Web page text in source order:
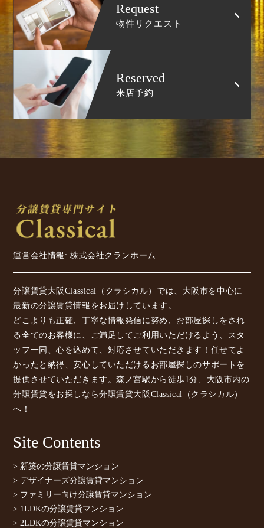
Request
物件リクエスト
Reserved
来店予約
運営会社情報: 株式会社クランホーム
分譲賃貸大阪Classical（クラシカル）では、大阪市を中心に
最新の分譲賃貸情報をお届けしています。
どこよりも正確、丁寧な情報発信に努め、お部屋探しをされ
る全てのお客様に、ご満足してご利用いただけるよう、スタ
ッフ一同、心を込めて、対応させていただきます！任せてよ
かったと納得、安心していただけるお部屋探しのサポートを
提供させていただきます。森ノ宮駅から徒歩1分、大阪市内の
分譲賃貸をお探しなら分譲賃貸大阪Classical（クラシカル）
へ！
Site Contents
> 新築の分譲賃貸マンション
> デザイナーズ分譲賃貸マンション
> ファミリー向け分譲賃貸マンション
> 1LDKの分譲賃貸マンション
> 2LDKの分譲賃貸マンション